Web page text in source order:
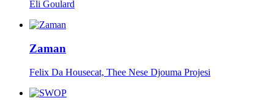
Eli Goulard
Zaman
Felix Da Housecat, Thee Nese Djouma Projesi